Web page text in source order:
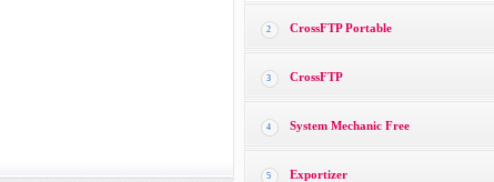
2 CrossFTP Portable
3 CrossFTP
4 System Mechanic Free
5 Exportizer